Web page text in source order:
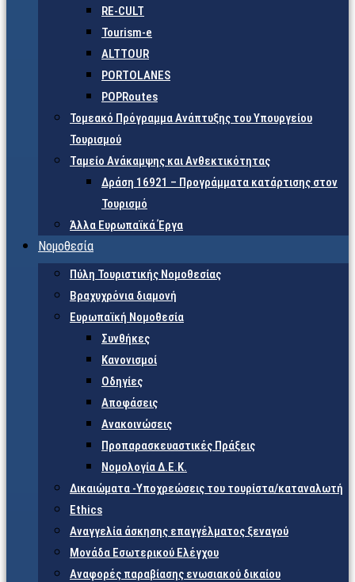
RE-CULT
Tourism-e
ALTTOUR
PORTOLANES
POPRoutes
Τομεακό Πρόγραμμα Ανάπτυξης του Υπουργείου
Τουρισμού
Ταμείο Ανάκαμψης και Ανθεκτικότητας
Δράση 16921 – Προγράμματα κατάρτισης στον
Τουρισμό
Άλλα Ευρωπαϊκά Έργα
Νομοθεσία
Πύλη Τουριστικής Νομοθεσίας
Βραχυχρόνια διαμονή
Ευρωπαϊκή Νομοθεσία
Συνθήκες
Κανονισμοί
Οδηγίες
Αποφάσεις
Ανακοινώσεις
Προπαρασκευαστικές Πράξεις
Νομολογία Δ.Ε.Κ.
Δικαιώματα -Υποχρεώσεις του τουρίστα/καταναλωτή
Ethics
Αναγγελία άσκησης επαγγέλματος ξεναγού
Μονάδα Εσωτερικού Ελέγχου
Αναφορές παραβίασης ενωσιακού δικαίου